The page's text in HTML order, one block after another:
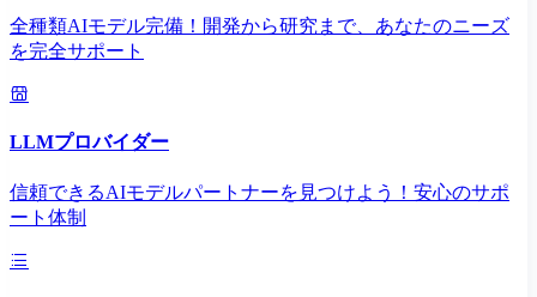
全種類AIモデル完備！開発から研究まで、あなたのニーズ
を完全サポート
LLMプロバイダー
信頼できるAIモデルパートナーを見つけよう！安心のサポ
ート体制